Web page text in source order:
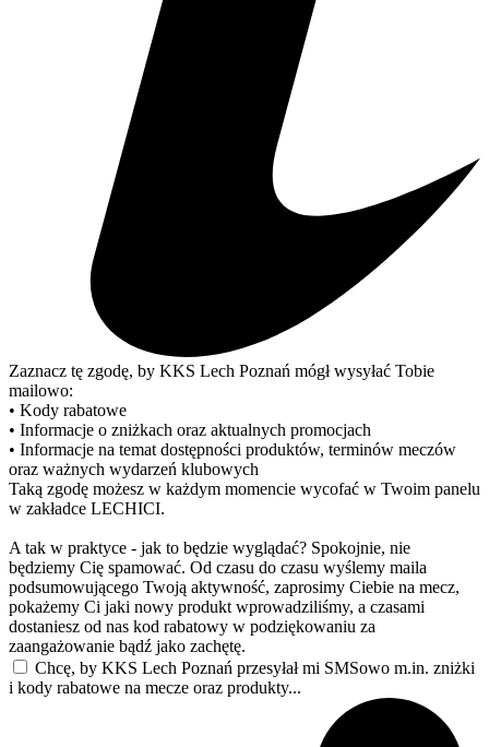
Zaznacz tę zgodę, by KKS Lech Poznań mógł wysyłać Tobie
mailowo:
• Kody rabatowe
• Informacje o zniżkach oraz aktualnych promocjach
• Informacje na temat dostępności produktów, terminów meczów
oraz ważnych wydarzeń klubowych
Taką zgodę możesz w każdym momencie wycofać w Twoim panelu
w zakładce LECHICI.
A tak w praktyce - jak to będzie wyglądać? Spokojnie, nie
będziemy Cię spamować. Od czasu do czasu wyślemy maila
podsumowującego Twoją aktywność, zaprosimy Ciebie na mecz,
pokażemy Ci jaki nowy produkt wprowadziliśmy, a czasami
dostaniesz od nas kod rabatowy w podziękowaniu za
zaangażowanie bądź jako zachętę.
Chcę, by KKS Lech Poznań przesyłał mi SMSowo m.in. zniżki
i kody rabatowe na mecze oraz produkty...